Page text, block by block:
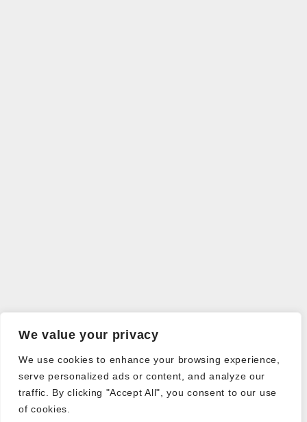
We value your privacy
We use cookies to enhance your browsing experience,
serve personalized ads or content, and analyze our
traffic. By clicking "Accept All", you consent to our use
of cookies.